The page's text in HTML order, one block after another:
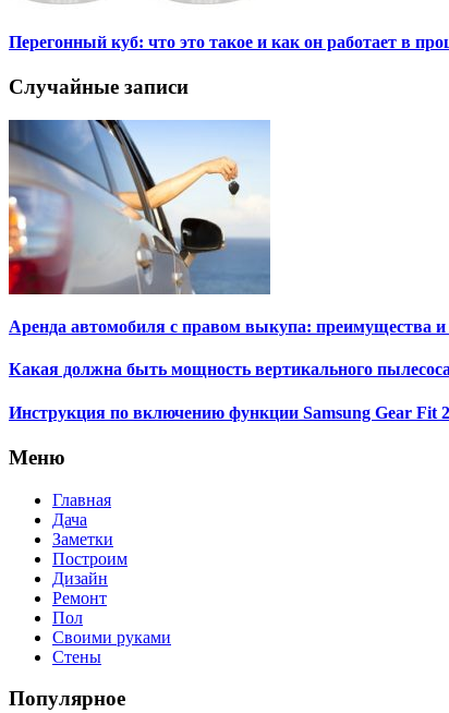
Перегонный куб: что это такое и как он работает в
Случайные записи
Аренда автомобиля с правом выкупа: преимущества
Какая должна быть мощность вертикального
Инструкция по включению функции Samsung Gear Fit 2
Меню
Главная
Дача
Заметки
Построим
Дизайн
Ремонт
Пол
Своими руками
Стены
Популярное